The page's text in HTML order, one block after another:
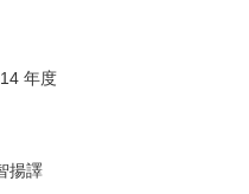
年度
揚譯